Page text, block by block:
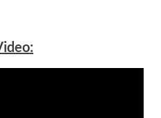
: